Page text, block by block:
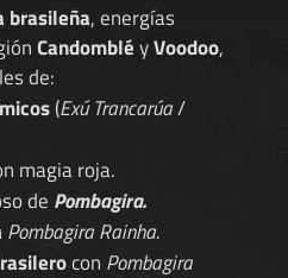
brasileña, energías
CandombléyVoodoo,
de:
(Exú Trancarúa/
magia roja.
de Pombagira.
Pombagira Rainha.
con Pombagira